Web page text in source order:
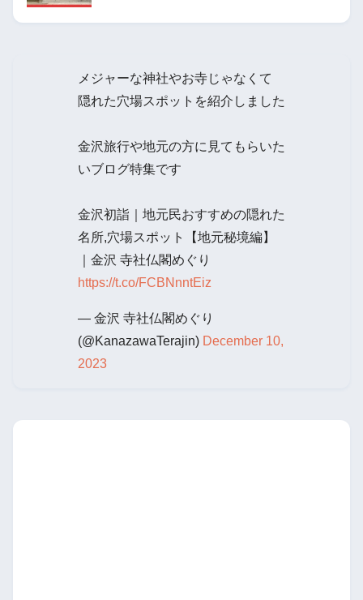
メジャーな神社やお寺じゃなくて
隠れた穴場スポットを紹介しました
金沢旅行や地元の方に見てもらいた
いブログ特集です
金沢初詣｜地元民おすすめの隠れた
名所,穴場スポット【地元秘境編】
｜金沢 寺社仏閣めぐり
https://t.co/FCBNnntEiz
— 金沢 寺社仏閣めぐり
(@KanazawaTerajin) December 10,
2023